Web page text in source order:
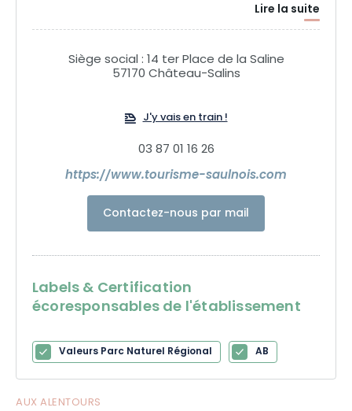
Lire la suite
Siège social : 14 ter Place de la Saline
57170 Château-Salins
J'y vais en train !
03 87 01 16 26
https://www.tourisme-saulnois.com
Contactez-nous par mail
Labels & Certification
écoresponsables de l'établissement
Valeurs Parc Naturel Régional AB
AUX ALENTOURS